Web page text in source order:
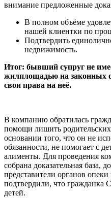
внимание предложенные
В полном объёме
нашей клиентки по
Подтвердить
недвижимость.
Итог: бывший супруг не
жилплощадью на законных
свои права на неё.
В компанию обратилась
помощи лишить
основании того, что он не
обязанности, не помогает с
алименты. Для проведения
собрана доказательная база,
представители органов
подтвердили, что гражданка
детей.